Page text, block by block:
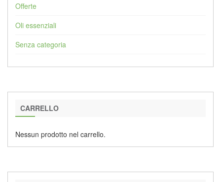
Offerte
Oli essenziali
Senza categoria
CARRELLO
Nessun prodotto nel carrello.